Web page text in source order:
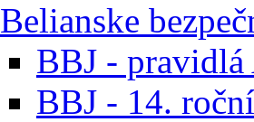
Belianske
BBJ - pravidlá
BBJ - 14.